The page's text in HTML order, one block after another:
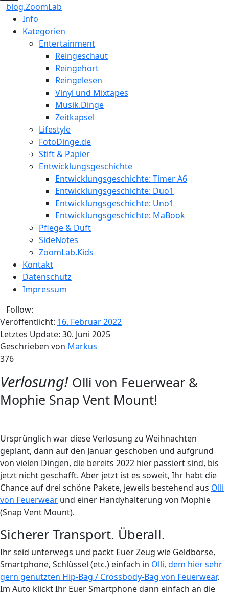
blog.ZoomLab
Info
Kategorien
Entertainment
Reingeschaut
Reingehört
Reingelesen
Vinyl und Mixtapes
Musik.Dinge
Zeitkapsel
Lifestyle
FotoDinge.de
Stift & Papier
Entwicklungsgeschichte
Entwicklungsgeschichte: Timer A6
Entwicklungsgeschichte: Duo1
Entwicklungsgeschichte: Uno1
Entwicklungsgeschichte: MaBook
Pflege & Duft
SideNotes
ZoomLab.Kids
Kontakt
Datenschutz
Impressum
Follow:
Veröffentlicht: 16. Februar 2022
Letztes Update: 30. Juni 2025
Geschrieben von Markus
376
Verlosung! Olli von Feuerwear &
Mophie Snap Vent Mount!
Ursprünglich war diese Verlosung zu Weihnachten
geplant, dann auf den Januar geschoben und aufgrund
von vielen Dingen, die bereits 2022 hier passiert sind, bis
jetzt nicht geschafft. Aber jetzt ist es soweit, Ihr habt die
Chance auf drei schöne Pakete, jeweils bestehend aus Olli
von Feuerwear und einer Handyhalterung von Mophie
(Snap Vent Mount).
Sicherer Transport. Überall.
Ihr seid unterwegs und packt Euer Zeug wie Geldbörse,
Smartphone, Schlüssel (etc.) einfach in Olli, dem hier sehr
gern genutzten Hip-Bag / Crossbody-Bag von Feuerwear.
Im Auto klickt Ihr Euer Smartphone dann einfach an die